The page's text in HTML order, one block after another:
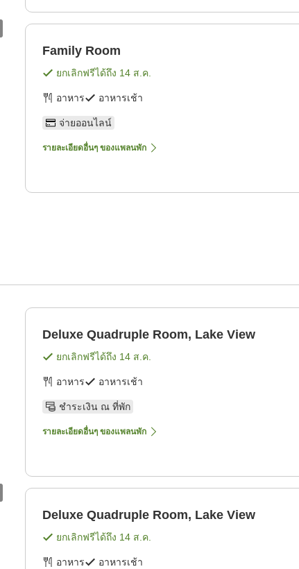
Family Room
ยกเลิกฟรีได้ถึง 14 ส.ค.
อาหาร อาหารเช้า
จ่ายออนไลน์
รายละเอียดอื่นๆ ของแพลนพัก
Deluxe Quadruple Room, Lake View
ยกเลิกฟรีได้ถึง 14 ส.ค.
อาหาร อาหารเช้า
ชำระเงิน ณ ที่พัก
รายละเอียดอื่นๆ ของแพลนพัก
Deluxe Quadruple Room, Lake View
ยกเลิกฟรีได้ถึง 14 ส.ค.
อาหาร อาหารเช้า